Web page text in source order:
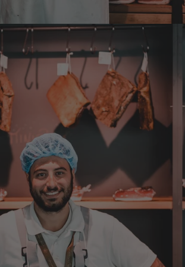
alles lecker und gut.
7.8.2026
Verifizierter Kunde
Ich konnte erst heute mein Paket
, bin sehr überrascht kann Euch nur
empfehlen Lg Roland Rihaczek
6.8.2026
Verifizierter Kunde
Abläufe sind super einfach. Die Ware hat
sensationelle Qualität und die Lieferung
schnell und zuverlässig. 👍
Alle Bewertungen Lesen